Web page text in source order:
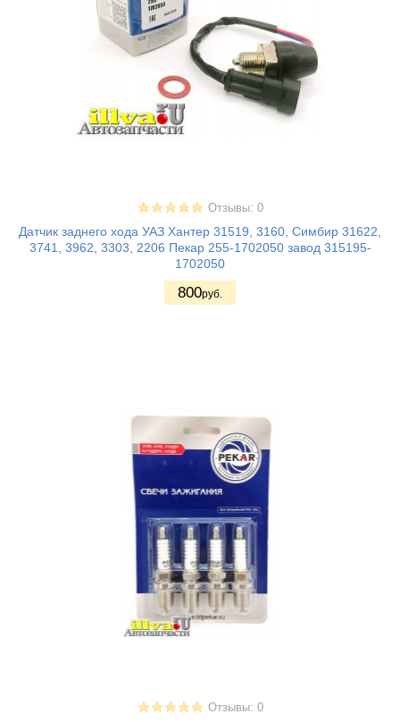
Отзывы: 0
Датчик заднего хода УАЗ Хантер 31519, 3160, Симбир 31622,
3741, 3962, 3303, 2206 Пекар 255-1702050 завод 315195-
1702050
800руб.
Отзывы: 0